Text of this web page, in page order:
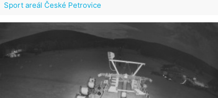
Sport areál České Petrovice